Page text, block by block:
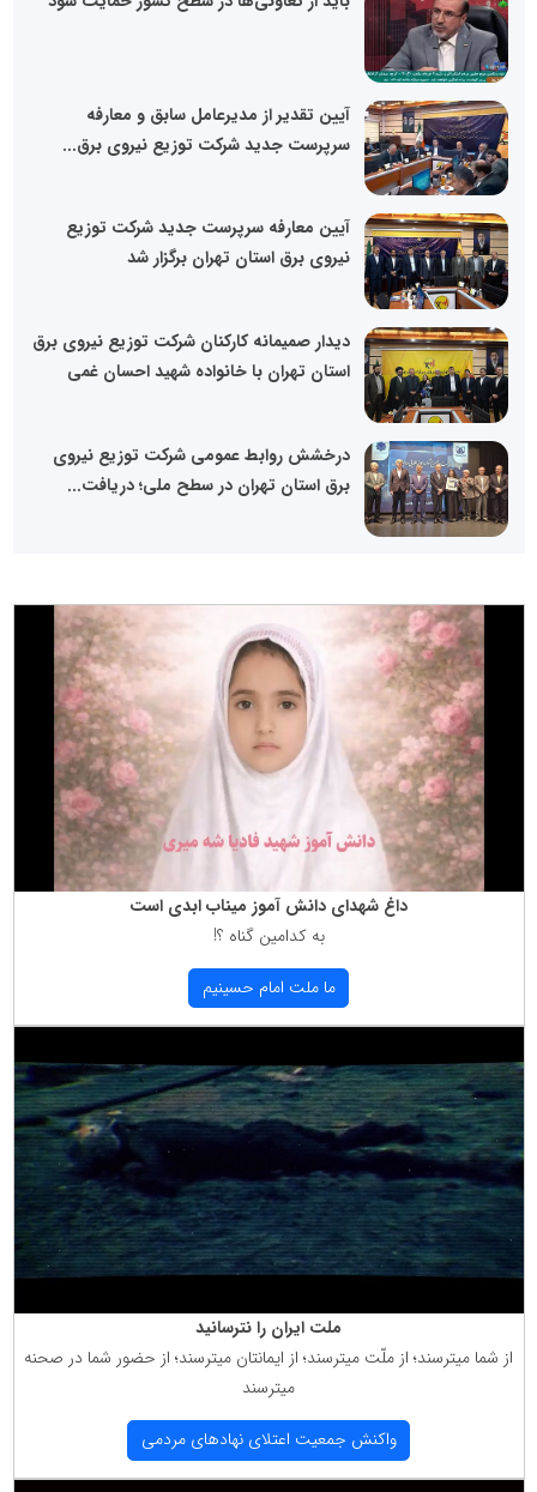
آیین تقدیر از مدیرعامل سابق و معارفه
سرپرست جدید شرکت توزیع نیروی برق...
آیین معارفه سرپرست جدید شرکت توزیع
نیروی برق استان تهران برگزار شد
دیدار صمیمانه کارکنان شرکت توزیع نیروی برق
استان تهران با خانواده شهید احسان غمی
درخشش روابط عمومی شرکت توزیع نیروی
برق استان تهران در سطح ملی؛ دریافت...
داغ شهدای دانش آموز میناب ابدی است
به كدامین گناه ؟!
ما ملت امام حسینیم
ملت ایران را نترسانید
از شما میترسند؛ از ملّت میترسند؛ از ایمانتان میترسند؛ از حضور شما در صحنه
میترسند
واكنش جمعیت اعتلای نهادهای مردمی